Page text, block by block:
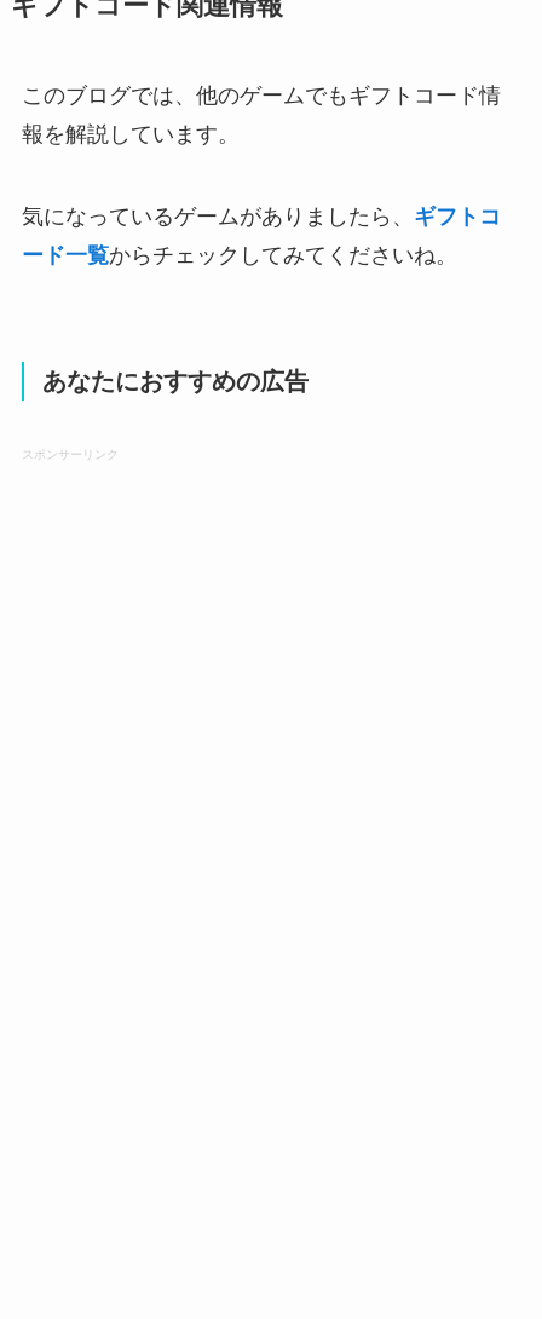
ギフトコード関連情報
このブログでは、他のゲームでもギフトコード情
報を解説しています。
気になっているゲームがありましたら、 ギフトコ
ード一覧からチェックしてみてくださいね。
あなたにおすすめの広告
スポンサーリンク